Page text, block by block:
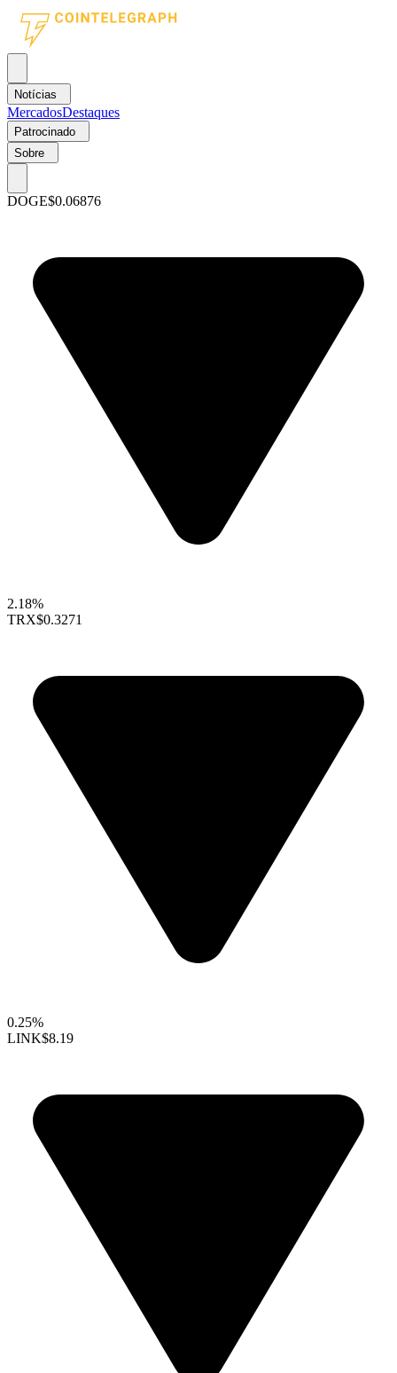
Notícias
MercadosDestaques
Patrocinado
Sobre
DOGE$0.06876
2.18%
TRX$0.3271
0.25%
LINK$8.19